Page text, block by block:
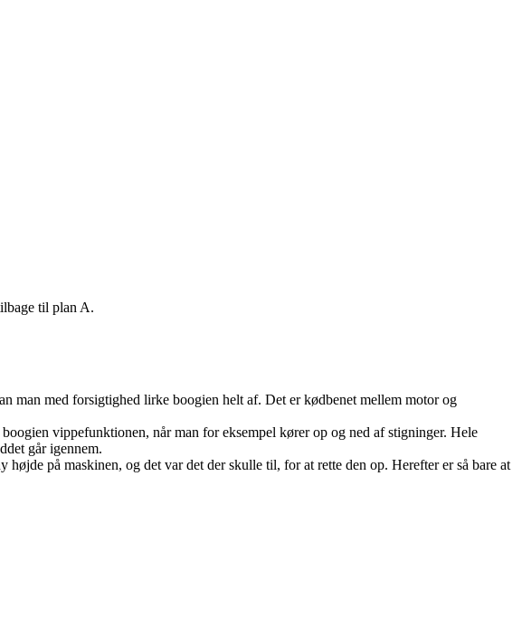
til plan A.
man med forsigtighed lirke boogien helt af. Det er kødbenet mellem motor og
vippefunktionen, når man for eksempel kører op og ned af stigninger. Hele
går igennem.
på maskinen, og det var det der skulle til, for at rette den op. Herefter er så bare at